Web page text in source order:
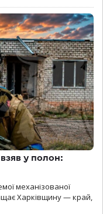
у полон:
механізованої
Харківщину — край,